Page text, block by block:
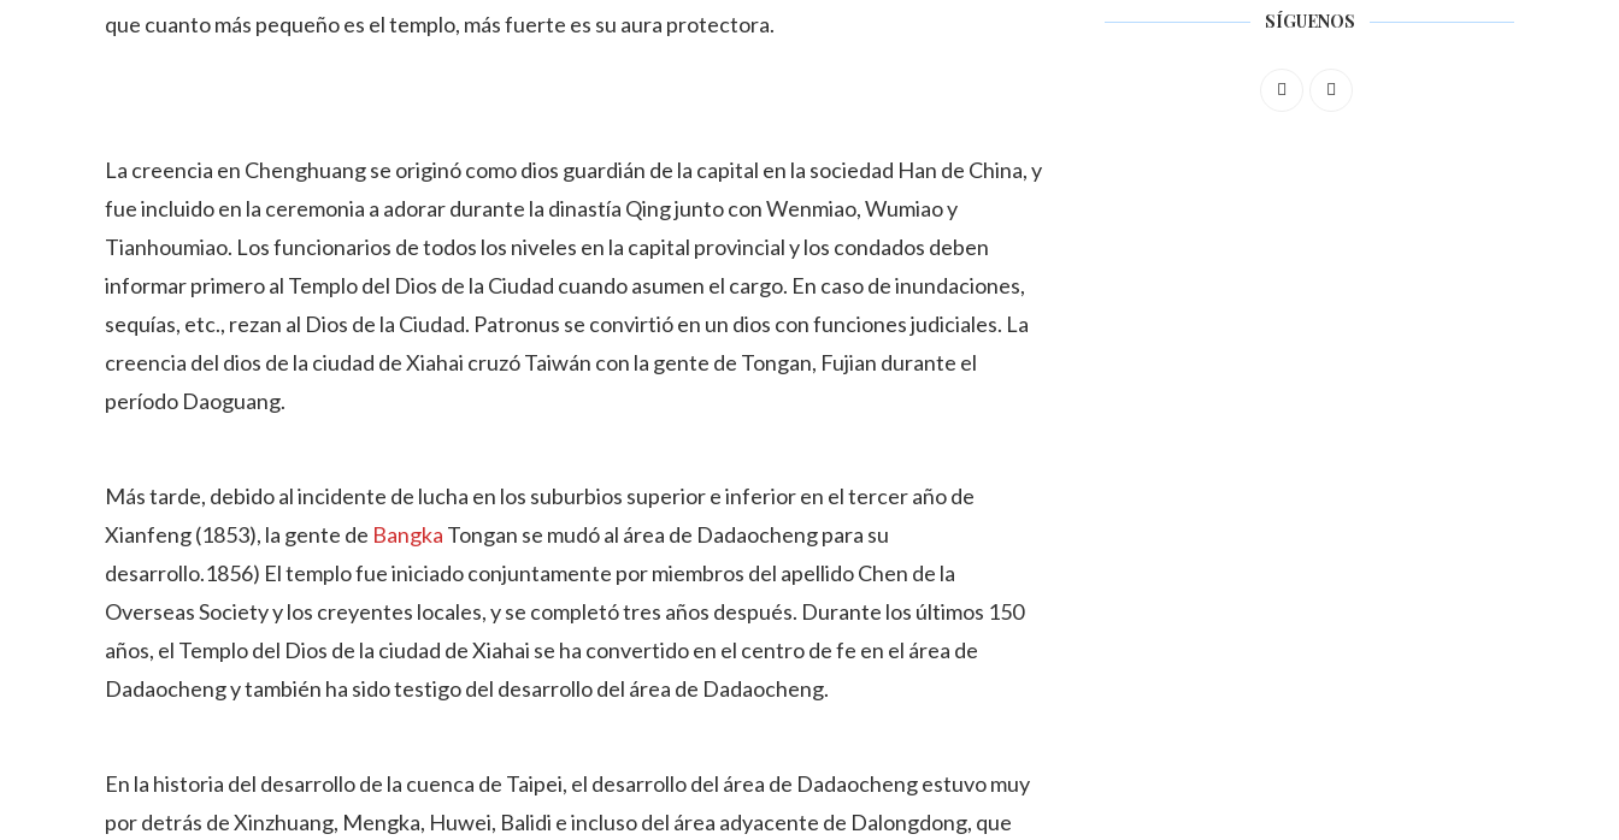
que cuanto más pequeño es el templo, más fuerte es su aura protectora.
La creencia en Chenghuang se originó como dios guardián de la capital en la sociedad Han de China, y
fue incluido en la ceremonia a adorar durante la dinastía Qing junto con Wenmiao, Wumiao y
Tianhoumiao. Los funcionarios de todos los niveles en la capital provincial y los condados deben
informar primero al Templo del Dios de la Ciudad cuando asumen el cargo. En caso de inundaciones,
sequías, etc., rezan al Dios de la Ciudad. Patronus se convirtió en un dios con funciones judiciales. La
creencia del dios de la ciudad de Xiahai cruzó Taiwán con la gente de Tongan, Fujian durante el
período Daoguang.
Más tarde, debido al incidente de lucha en los suburbios superior e inferior en el tercer año de
Xianfeng (1853), la gente de Bangka Tongan se mudó al área de Dadaocheng para su
desarrollo.1856) El templo fue iniciado conjuntamente por miembros del apellido Chen de la
Overseas Society y los creyentes locales, y se completó tres años después. Durante los últimos 150
años, el Templo del Dios de la ciudad de Xiahai se ha convertido en el centro de fe en el área de
Dadaocheng y también ha sido testigo del desarrollo del área de Dadaocheng.
En la historia del desarrollo de la cuenca de Taipei, el desarrollo del área de Dadaocheng estuvo muy
por detrás de Xinzhuang, Mengka, Huwei, Balidi e incluso del área adyacente de Dalongdong, que
SÍGUENOS